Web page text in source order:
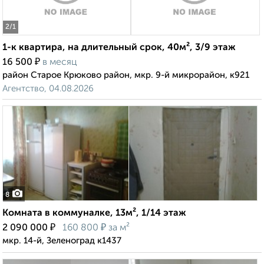
2/1
1-к квартира, на длительный срок, 40м², 3/9 этаж
16 500 ₽ в месяц
район Старое Крюково район, мкр. 9-й микрорайон, к921
Агентство, 04.08.2026
8
Комната в коммуналке, 13м², 1/14 этаж
2 090 000 ₽ 160 800 ₽ за м²
мкр. 14-й, Зеленоград к1437